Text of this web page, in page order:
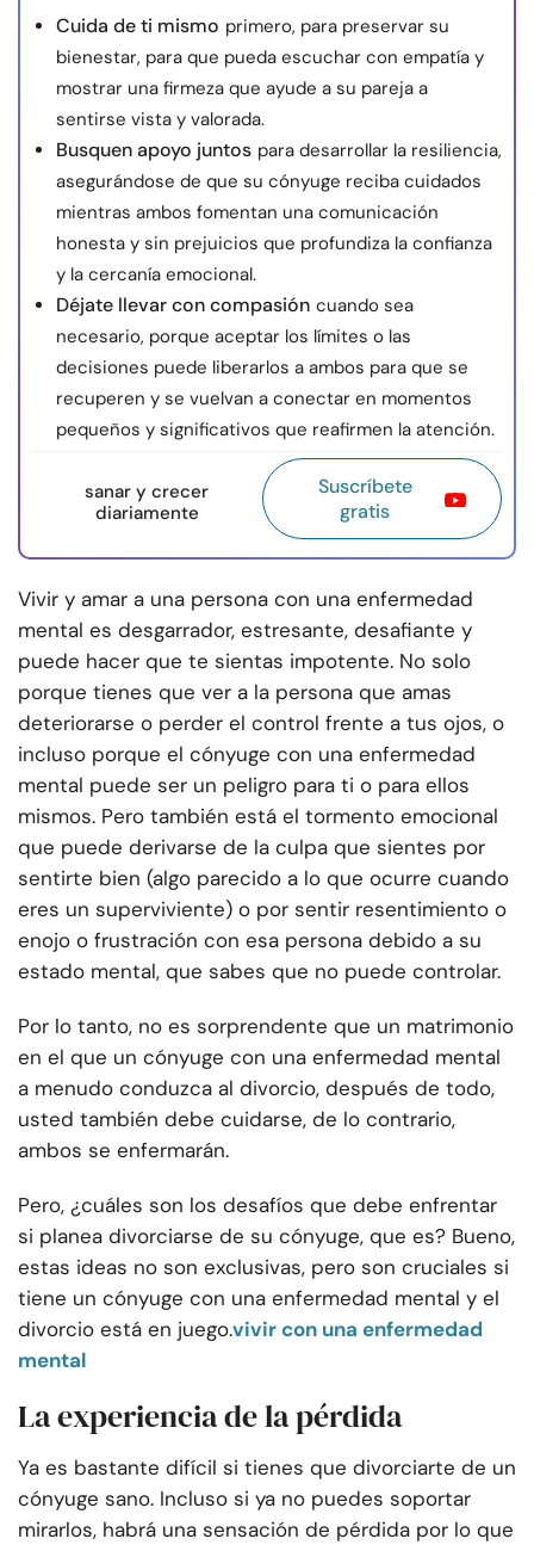
Cuida de ti mismo primero, para preservar su
bienestar, para que pueda escuchar con empatía y
mostrar una firmeza que ayude a su pareja a
sentirse vista y valorada.
Busquen apoyo juntos para desarrollar la resiliencia,
asegurándose de que su cónyuge reciba cuidados
mientras ambos fomentan una comunicación
honesta y sin prejuicios que profundiza la confianza
y la cercanía emocional.
Déjate llevar con compasión cuando sea
necesario, porque aceptar los límites o las
decisiones puede liberarlos a ambos para que se
recuperen y se vuelvan a conectar en momentos
pequeños y significativos que reafirmen la atención.
sanar y crecer
diariamente
Suscríbete
gratis
Vivir y amar a una persona con una enfermedad
mental es desgarrador, estresante, desafiante y
puede hacer que te sientas impotente. No solo
porque tienes que ver a la persona que amas
deteriorarse o perder el control frente a tus ojos, o
incluso porque el cónyuge con una enfermedad
mental puede ser un peligro para ti o para ellos
mismos. Pero también está el tormento emocional
que puede derivarse de la culpa que sientes por
sentirte bien (algo parecido a lo que ocurre cuando
eres un superviviente) o por sentir resentimiento o
enojo o frustración con esa persona debido a su
estado mental, que sabes que no puede controlar.
Por lo tanto, no es sorprendente que un matrimonio
en el que un cónyuge con una enfermedad mental
a menudo conduzca al divorcio, después de todo,
usted también debe cuidarse, de lo contrario,
ambos se enfermarán.
Pero, ¿cuáles son los desafíos que debe enfrentar
si planea divorciarse de su cónyuge, que es? Bueno,
estas ideas no son exclusivas, pero son cruciales si
tiene un cónyuge con una enfermedad mental y el
divorcio está en juego.vivir con una enfermedad
mental
La experiencia de la pérdida
Ya es bastante difícil si tienes que divorciarte de un
cónyuge sano. Incluso si ya no puedes soportar
mirarlos, habrá una sensación de pérdida por lo que